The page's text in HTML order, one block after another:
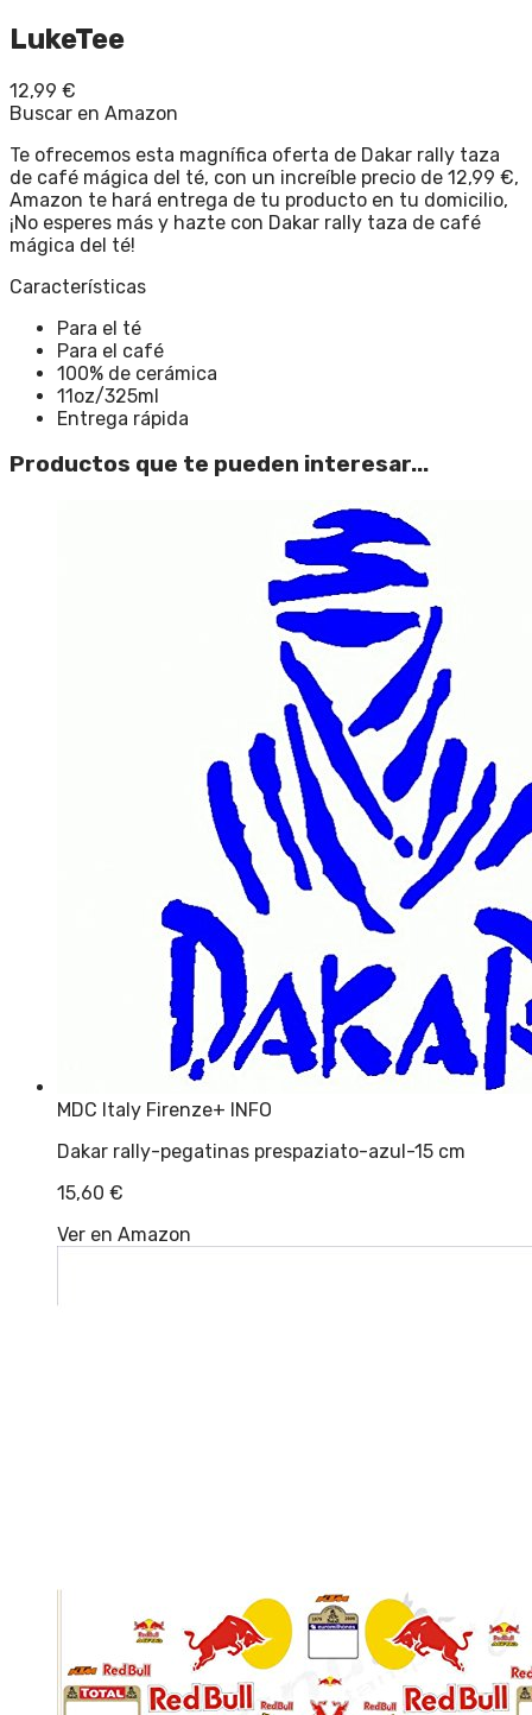
LukeTee
12,99 €
Buscar en Amazon
Te ofrecemos esta magnífica oferta de Dakar rally taza
de café mágica del té, con un increíble precio de 12,99 €,
Amazon te hará entrega de tu producto en tu domicilio,
¡No esperes más y hazte con Dakar rally taza de café
mágica del té!
Características
Para el té
Para el café
100% de cerámica
11oz/325ml
Entrega rápida
Productos que te pueden interesar...
MDC Italy Firenze+ INFO
Dakar rally-pegatinas prespaziato-azul-15 cm
15,60 €
Ver en Amazon